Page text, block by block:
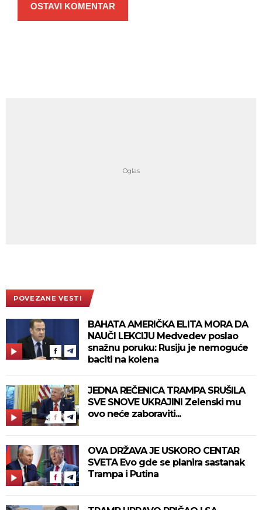
OSTAVI KOMENTAR
POVEZANE VESTI
BAHATA AMERIČKA ELITA MORA DA
NAUČI LEKCIJU Medvedev poslao
snažnu poruku: Rusiju je nemoguće
baciti na kolena
JEDNA REČENICA TRAMPA SRUŠILA
SVE SNOVE UKRAJINI Zelenski mu
ovo neće zaboraviti...
OVA DRŽAVA JE USKORO CENTAR
SVETA Evo gde se planira sastanak
Trampa i Putina